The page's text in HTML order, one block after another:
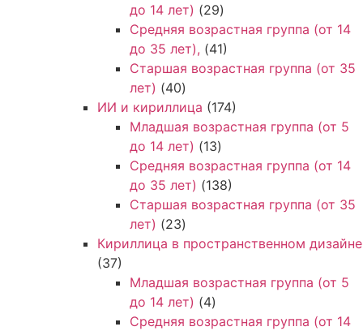
до 14 лет) (29)
Средняя возрастная группа (от 14
до 35 лет), (41)
Старшая возрастная группа (от 35
лет) (40)
ИИ и кириллица (174)
Младшая возрастная группа (от 5
до 14 лет) (13)
Средняя возрастная группа (от 14
до 35 лет) (138)
Старшая возрастная группа (от 35
лет) (23)
Кириллица в пространственном дизайне
(37)
Младшая возрастная группа (от 5
до 14 лет) (4)
Средняя возрастная группа (от 14